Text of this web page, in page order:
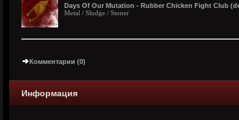
Days Of Our Mutation - Rubber Chicken Fight Club
Metal / Sludge / Stoner
Комментарии (0)
Информация